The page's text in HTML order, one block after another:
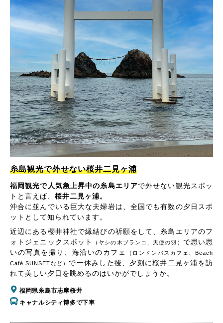
糸島観光で外せない桜井二見ヶ浦
福岡観光で人気急上昇中の糸島エリアで外せない観光スポッ
トと言えば、 桜井二見ヶ浦。
沖合に並んでいる巨大な夫婦岩は、全国でも有数の夕日スポ
ットとして知られています。
近辺にある櫻井神社で縁結びの祈願をして、糸島エリアのフ
ォトジェニックスポット
（ヤシの木ブランコ、天使の羽）
で思い思
いの写真を撮り、海沿いのカフェ
（ロンドンバスカフェ、Beach
Café SUNSETなど） で一休みした後、夕刻に桜井二見ヶ浦を訪
れて美しい夕日を眺めるのはいかがでしょうか。
福岡県糸島市志摩桜井
キャナルシティ博多で下車